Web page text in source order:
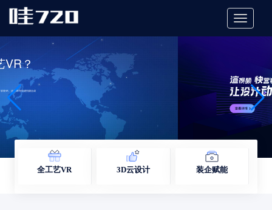
切
换
全工艺VR 3D云设计 装企赋能